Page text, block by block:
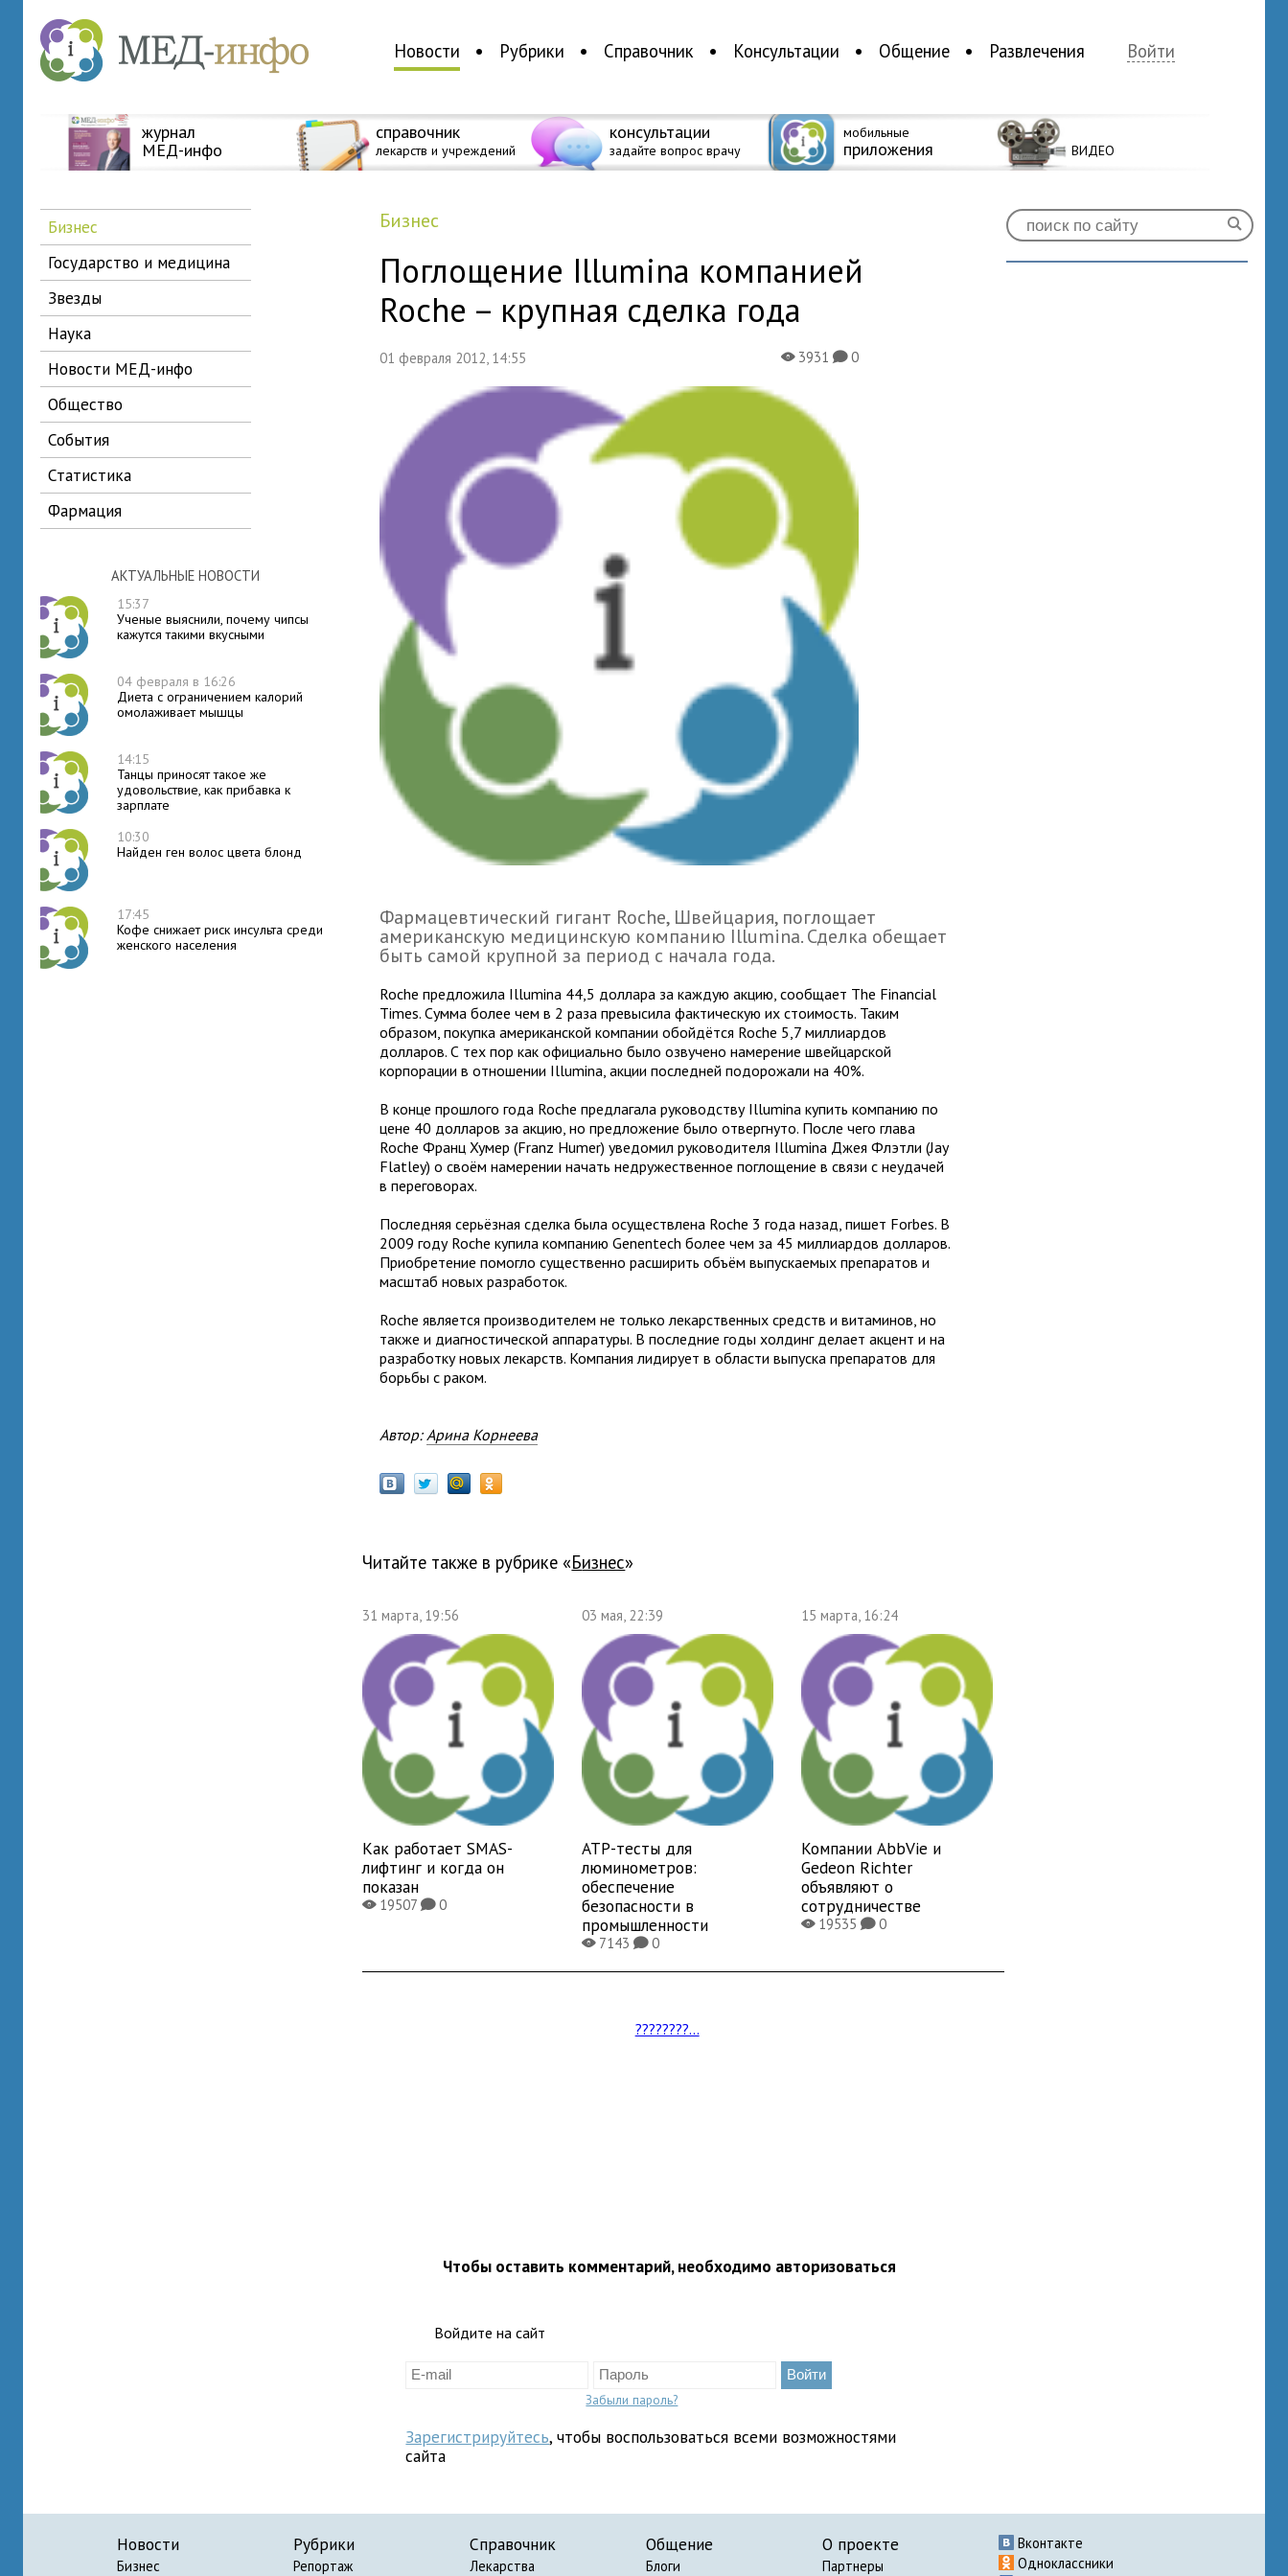
Новости Рубрики Справочник Консультации Общение Развлечения Войти
журнал
МЕД-инфо
справочник
лекарств и учреждений
консультации
задайте вопрос врачу
мобильные
приложения ВИДЕО
бизнес
государство и медицина
звезды
наука
новости МЕД-инфо
общество
события
статистика
фармация
АКТУАЛЬНЫЕ НОВОСТИ
15:37
Ученые выяснили, почему чипсы
кажутся такими вкусными
04 февраля в 16:26
Диета с ограничением калорий
омолаживает мышцы
14:15
Танцы приносят такое же
удовольствие, как прибавка к
зарплате
10:30
Найден ген волос цвета блонд
17:45
Кофе снижает риск инсульта среди
женского населения
бизнес
Поглощение Illumina компанией
Roche – крупная сделка года
01 февраля 2012, 14:55 X3931K0
Фармацевтический гигант Roche, Швейцария, поглощает
американскую медицинскую компанию Illumina. Сделка обещает
быть самой крупной за период с начала года.
Roche предложила Illumina 44,5 доллара за каждую акцию, сообщает The Financial
Times. Сумма более чем в 2 раза превысила фактическую их стоимость. Таким
образом, покупка американской компании обойдётся Roche 5,7 миллиардов
долларов. С тех пор как официально было озвучено намерение швейцарской
корпорации в отношении Illumina, акции последней подорожали на 40%.
В конце прошлого года Roche предлагала руководству Illumina купить компанию по
цене 40 долларов за акцию, но предложение было отвергнуто. После чего глава
Roche Франц Хумер (Franz Humer) уведомил руководителя Illumina Джея Флэтли (Jay
Flatley) о своём намерении начать недружественное поглощение в связи с неудачей
в переговорах.
Последняя серьёзная сделка была осуществлена Roche 3 года назад, пишет Forbes. В
2009 году Roche купила компанию Genentech более чем за 45 миллиардов долларов.
Приобретение помогло существенно расширить объём выпускаемых препаратов и
масштаб новых разработок.
Roche является производителем не только лекарственных средств и витаминов, но
также и диагностической аппаратуры. В последние годы холдинг делает акцент и на
разработку новых лекарств. Компания лидирует в области выпуска препаратов для
борьбы с раком.
Автор:Арина Корнеева
Читайте также в рубрике « бизнес»
31 марта, 19:56
Как работает SMAS-
лифтинг и когда он
показан
X19507K0
03 мая, 22:39
ATP-тесты для
люминометров:
обеспечение
безопасности в
промышленности
X7143K0
15 марта, 16:24
Компании AbbVie и
Gedeon Richter
объявляют о
сотрудничестве
X19535K0
????????...
Чтобы оставить комментарий, необходимо авторизоваться
Войдите на сайт
Забыли пароль?
Зарегистрируйтесь, чтобы воспользоваться всеми возможностями
сайта
Новости
Бизнес
Рубрики
Репортаж
Справочник
Лекарства
Общение
Блоги
О проекте
Партнеры
Вконтакте
Одноклассники